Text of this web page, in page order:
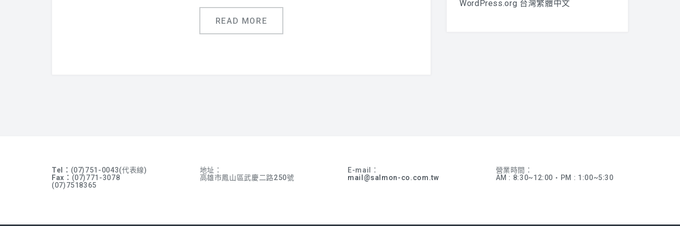
READ MORE
WordPress.org 台灣繁體中文
Tel： (07)751-0043(代表線)
Fax： (07)771-3078
(07)7518365
地址：
高雄市鳳山區武慶二路250號
E-mail：
mail@salmon-co.com.tw
營業時間：
AM : 8:30~12:00‧PM : 1:00~5:30